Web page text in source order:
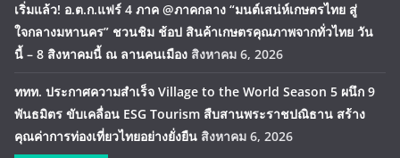
เริ่มแล้ว! อ.ต.ก.แฟร์ 4 ภาค @ภาคกลาง “มนต์เสน่ห์เกษตรไทย สู่
ใจกลางมหานคร” ชวนชิม ช้อป สินค้าเกษตรคุณภาพจากทั่วไทย วัน
นี้ – 8 สิงหาคมนี้ ณ ลานคนเมือง สิงหาคม 6, 2026
ททท. ประกาศความสำเร็จ Village to the World Season 5 ผนึก 9
พันธมิตร ขับเคลื่อน ESG Tourism สืบสานพระราชปณิธาน สร้าง
คุณค่าการท่องเที่ยวไทยอย่างยั่งยืน สิงหาคม 6, 2026